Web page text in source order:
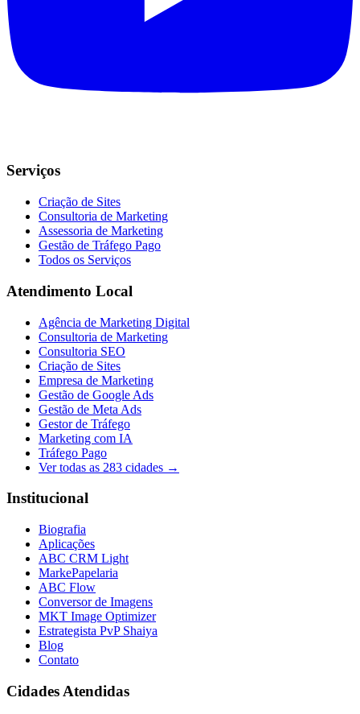
Serviços
Criação de Sites
Consultoria de Marketing
Assessoria de Marketing
Gestão de Tráfego Pago
Todos os Serviços
Atendimento Local
Agência de Marketing Digital
Consultoria de Marketing
Consultoria SEO
Criação de Sites
Empresa de Marketing
Gestão de Google Ads
Gestão de Meta Ads
Gestor de Tráfego
Marketing com IA
Tráfego Pago
Ver todas as 283 cidades →
Institucional
Biografia
Aplicações
ABC CRM Light
MarkePapelaria
ABC Flow
Conversor de Imagens
MKT Image Optimizer
Estrategista PvP Shaiya
Blog
Contato
Cidades Atendidas